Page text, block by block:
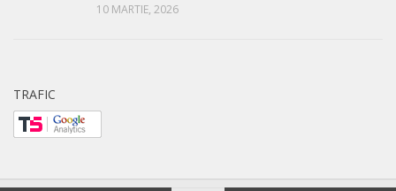
10 MARTIE, 2026
TRAFIC